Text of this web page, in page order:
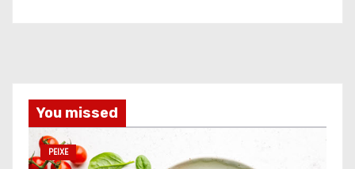
You missed
PEIXE